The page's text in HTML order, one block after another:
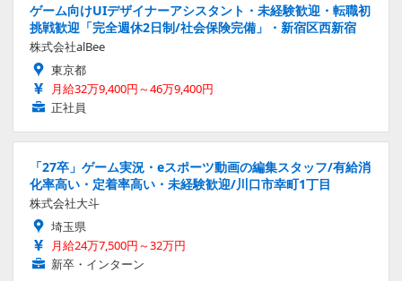
ゲーム向けUIデザイナーアシスタント・未経験歓迎・転職初
挑戦歓迎「完全週休2日制/社会保険完備」・新宿区西新宿
株式会社alBee
東京都
月給32万9,400円～46万9,400円
正社員
「27卒」ゲーム実況・eスポーツ動画の編集スタッフ/有給消
化率高い・定着率高い・未経験歓迎/川口市幸町1丁目
株式会社大斗
埼玉県
月給24万7,500円～32万円
新卒・インターン